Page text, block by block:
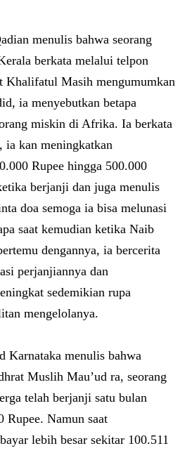
menulis bahwa seorang
berkata melalui telpon
Khalifatul Masih mengumumkan
ia menyebutkan betapa
miskin di Afrika. Ia berkata
ia kan meningkatkan
Rupee hingga 500.000
berjanji dan juga menulis
doa semoga ia bisa melunasi
saat kemudian ketika Naib
dengannya, ia bercerita
perjanjiannya dan
sedemikian rupa
mengelolanya.
Karnataka menulis bahwa
Muslih Mau’ud ra, seorang
telah berjanji satu bulan
Rupee. Namun saat
lebih besar sekitar 100.511